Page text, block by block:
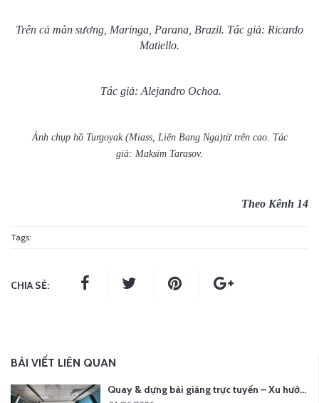
Trên cả màn sương, Maringa, Parana, Brazil. Tác giả: Ricardo
Matiello.
Tác giả: Alejandro Ochoa.
Ảnh chụp hồ Turgoyak (Miass, Liên Bang Nga)từ trên cao. Tác
giả: Maksim Tarasov.
Theo Kênh 14
Tags:
CHIA SẺ:
BÀI VIẾT LIÊN QUAN
Quay & dựng bài giảng trực tuyến – Xu hướng đào tạo thời đại số